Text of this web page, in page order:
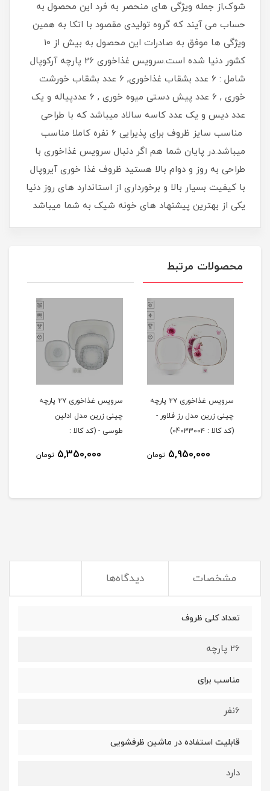
شوک,از جمله ویژگی های منحصر به فرد این محصول به
حساب می آیند که گروه تولیدی مقصود با اتکا به همین
ویژگی ها موفق به صادرات این محصول به بیش از 10
کشور دنیا شده است.سرویس غذاخوری 26 پارچه آرکوپال
شامل : 6 عدد بشقاب غذاخوری, 6 عدد بشقاب خورشت
خوری , 6 عدد پیش دستی میوه خوری , 6 عددپیاله و یک
عدد دیس و یک عدد کاسه سالاد میباشد که با طراحی
مناسب سایز ظروف برای پذیرایی 6 نفره کاملا مناسب
میباشد.در پایان شما هم اگر دنبال سرویس غذاخوری با
طراحی به روز و دوام بالا هستید ظروف غذا خوری آیروپال
با کیفیت بسیار بالا و برخورداری از استاندارد های روز دنیا
یکی از بهترین پیشنهاد های خونه شیک به شما میباشد
محصولات مرتبط
سرویس غذاخوری ۲۷ پارچه
چینی زرین مدل رز فلاور -
(کد کالا : 0403300۴)
5,950,000 تومان
سرویس غذاخوری ۲۷ پارچه
چینی زرین مدل ادلین
طوسی - (کد کالا :
5,350,000 تومان
مشخصات دیدگاه‌ها
تعداد کلی ظروف
26 پارچه
مناسب برای
6نفر
قابلیت استفاده در ماشین ظرفشویی
دارد